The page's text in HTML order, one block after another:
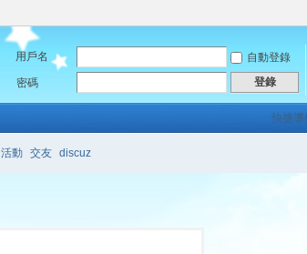
用戶名 自動登錄
密碼
登錄
快捷導
活動 交友 discuz